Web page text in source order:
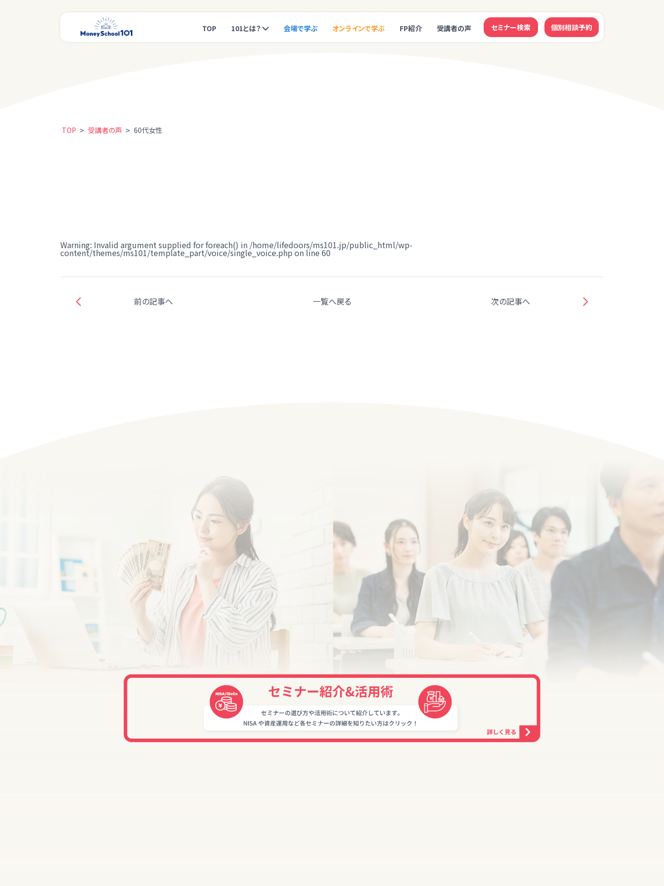
TOP 101とは？ 会場で学ぶ オンラインで学ぶ FP紹介 受講者の声 セミナー検索 個別相談予約
TOP > 受講者の声 > 60代女性
Warning: Invalid argument supplied for foreach() in /home/lifedoors/ms101.jp/public_html/wp-
content/themes/ms101/template_part/voice/single_voice.php on line 60
前の記事へ 一覧へ戻る 次の記事へ